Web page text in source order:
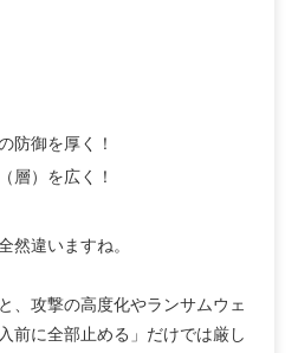
防御を厚く！
層）を広く！
然違いますね。
、攻撃の高度化やランサムウェ
前に全部止める」だけでは厳し